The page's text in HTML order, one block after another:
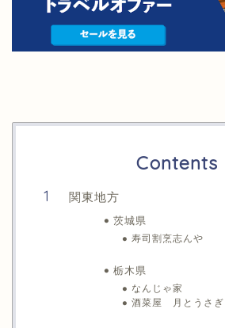
Contents
関東地方
茨城県
寿司割烹志んや
栃木県
なんじゃ家
酒菜屋 月とうさぎ